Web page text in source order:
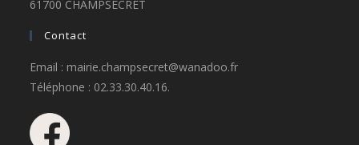
61700 CHAMPSECRET
Contact
Email : mairie.champsecret@wanadoo.fr
Téléphone : 02.33.30.40.16.